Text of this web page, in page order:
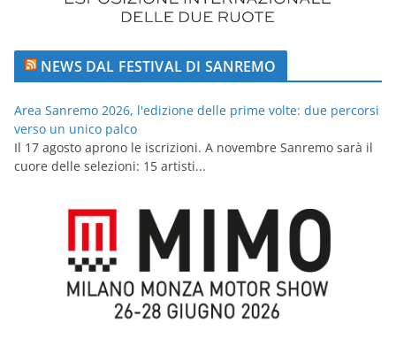
NEWS DAL FESTIVAL DI SANREMO
Area Sanremo 2026, l'edizione delle prime volte: due percorsi
verso un unico palco
Il 17 agosto aprono le iscrizioni. A novembre Sanremo sarà il
cuore delle selezioni: 15 artisti...